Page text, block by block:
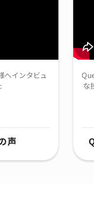
へインタビュ
声​
な